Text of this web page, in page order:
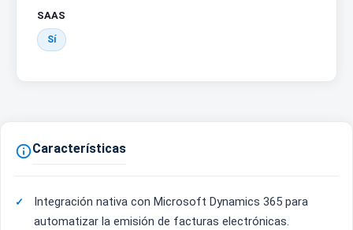
SAAS
Sí
Características
Integración nativa con Microsoft Dynamics 365 para
automatizar la emisión de facturas electrónicas.